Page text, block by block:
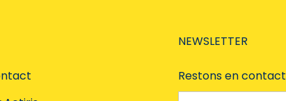
NEWSLETTER
Restons en contact